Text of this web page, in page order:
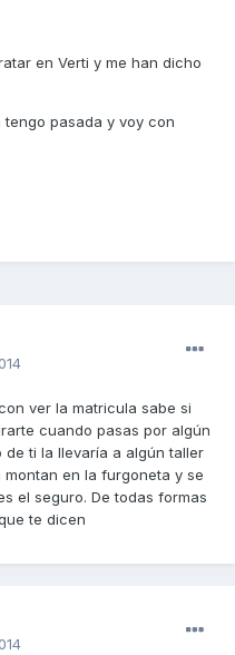
en Verti y me han dicho
tengo pasada y voy con
ver la matricula sabe si
cuando pasas por algún
de ti la llevaría a algún taller
en la furgoneta y se
el seguro. De todas formas
te dicen